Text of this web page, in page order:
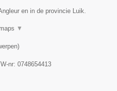
en in de provincie Luik.
▼
)
nr: 0748654413